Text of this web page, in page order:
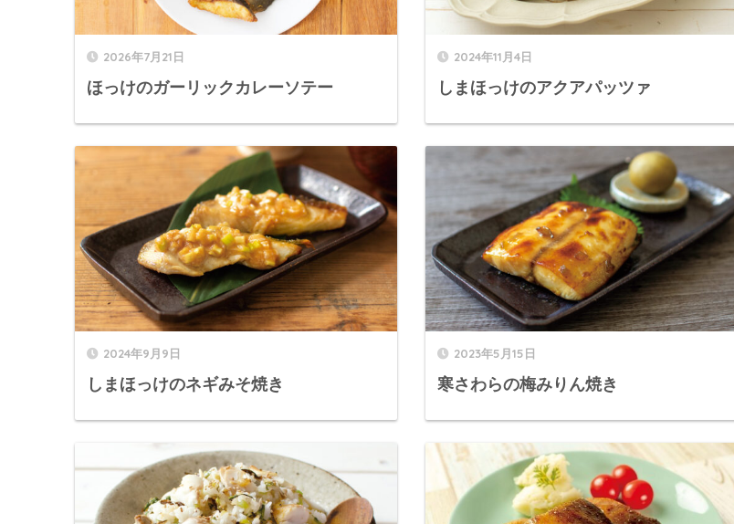
2026年7月21日
ほっけのガーリックカレーソテー
2024年11月4日
しまほっけのアクアパッツァ
2024年9月9日
しまほっけのネギみそ焼き
2023年5月15日
寒さわらの梅みりん焼き